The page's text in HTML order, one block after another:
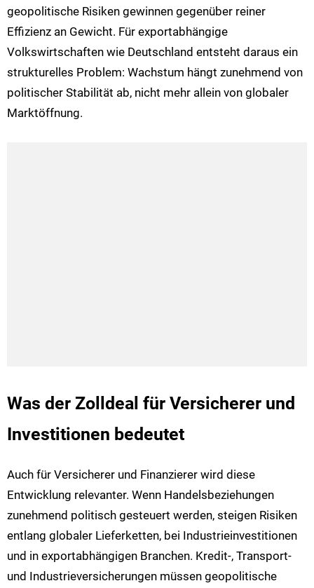
geopolitische Risiken gewinnen gegenüber reiner
Effizienz an Gewicht. Für exportabhängige
Volkswirtschaften wie Deutschland entsteht daraus ein
strukturelles Problem: Wachstum hängt zunehmend von
politischer Stabilität ab, nicht mehr allein von globaler
Marktöffnung.
Was der Zolldeal für Versicherer und
Investitionen bedeutet
Auch für Versicherer und Finanzierer wird diese
Entwicklung relevanter. Wenn Handelsbeziehungen
zunehmend politisch gesteuert werden, steigen Risiken
entlang globaler Lieferketten, bei Industrieinvestitionen
und in exportabhängigen Branchen. Kredit-, Transport-
und Industrieversicherungen müssen geopolitische